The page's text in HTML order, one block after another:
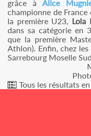
grâce àAlice
championne de France
la première U23, Lola
dans sa catégorie en
que la première
Athlon). Enfin, chez les
Sarrebourg Moselle
Tous les résultats en